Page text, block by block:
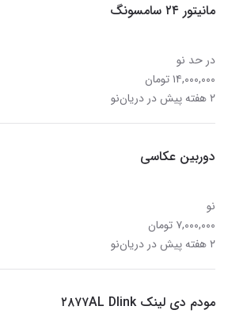
مانیتور ۲۴ سامسونگ
در حد نو
۱۴,۰۰۰,۰۰۰ تومان
۲ هفته پیش در دریان‌نو
دوربین عکاسی
نو
۷,۰۰۰,۰۰۰ تومان
۲ هفته پیش در دریان‌نو
مودم دی لینک ۲۸۷۷AL Dlink